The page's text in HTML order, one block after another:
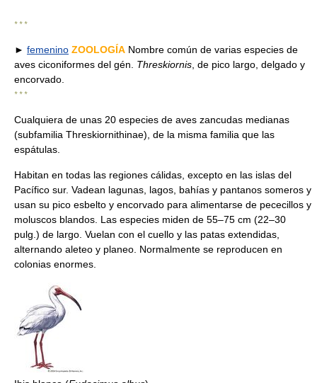
* * *
► femenino ZOOLOGÍA Nombre común de varias especies de
aves ciconiformes del gén. Threskiornis , de pico largo, delgado y
encorvado.
* * *
Cualquiera de unas 20 especies de aves zancudas medianas
(subfamilia Threskiornithinae), de la misma familia que las
espátulas.
Habitan en todas las regiones cálidas, excepto en las islas del
Pacífico sur. Vadean lagunas, lagos, bahías y pantanos someros y
usan su pico esbelto y encorvado para alimentarse de pececillos y
moluscos blandos. Las especies miden de 55–75 cm (22–30
pulg.) de largo. Vuelan con el cuello y las patas extendidas,
alternando aleteo y planeo. Normalmente se reproducen en
colonias enormes.